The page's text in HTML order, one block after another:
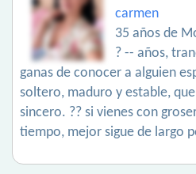
carmen
35 años de
? -- años,
ganas de conocer a alguien
soltero, maduro y estable,
sincero. ?? si vienes con
tiempo, mejor sigue de largo